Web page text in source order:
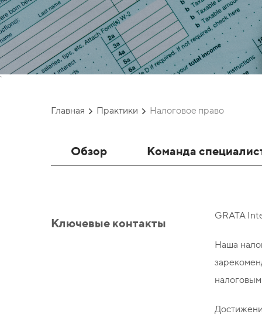
`
Главная Практики Налоговое право
Обзор Команда
Ключевые контакты
GRATA
Наша